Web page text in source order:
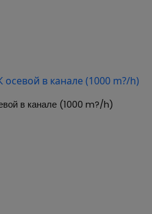
в канале (1000 m?/h)